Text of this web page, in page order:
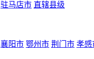
驻马店市 直辖县级
襄阳市 鄂州市 荆门市 孝感